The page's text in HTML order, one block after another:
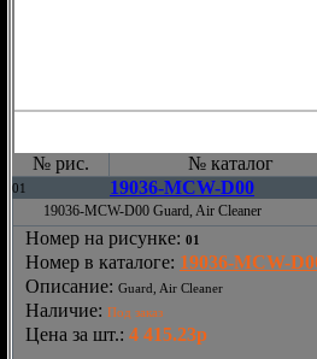
№ рис. № каталог
01 19036-MCW-D00
19036-MCW-D00 Guard, Air Cleaner
Номер на рисунке: 01
Номер в каталоге: 19036-MCW-
Описание: Guard, Air Cleaner
Наличие: Под заказ
Цена за шт.: 4 415.23р